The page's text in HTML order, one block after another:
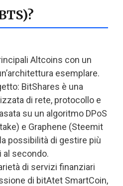
Altcoins con un
esemplare.
BitShares è una
di rete, protocollo e
su un algoritmo DPoS
e Graphene (Steemit
possibilità di gestire più
al secondo.
di servizi finanziari
di bitAtet SmartCoin,